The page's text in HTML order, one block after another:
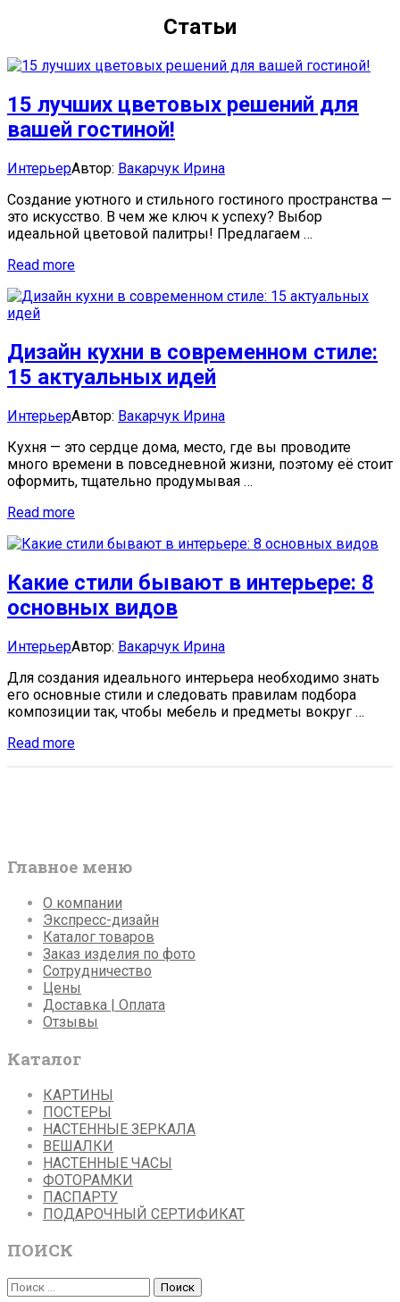
Статьи
15 лучших цветовых решений для
вашей гостиной!
Categories:
ИнтерьерАвтор: Author
Вакарчук Ирина
Создание уютного и стильного гостиного пространства —
это искусство. В чем же ключ к успеху? Выбор
идеальной цветовой палитры! Предлагаем …
Read more15
цветовых
вашей
гостиной!
Дизайн кухни в современном стиле:
15 актуальных идей
Categories:
ИнтерьерАвтор: Author
Вакарчук Ирина
Кухня — это сердце дома, место, где вы проводите
много времени в повседневной жизни, поэтому её стоит
оформить, тщательно продумывая …
Read moreДизайн
в
стиле:
15
актуальных
Какие стили бывают в интерьере: 8
основных видов
Categories:
ИнтерьерАвтор: Author
Вакарчук Ирина
Для создания идеального интерьера необходимо знать
его основные стили и следовать правилам подбора
композиции так, чтобы мебель и предметы вокруг …
Read moreКакие
видов
Главное меню
О компании
Экспресс-дизайн
Каталог товаров
Заказ изделия по фото
Сотрудничество
Цены
Доставка | Оплата
Отзывы
Каталог
КАРТИНЫ
ПОСТЕРЫ
НАСТЕННЫЕ ЗЕРКАЛА
ВЕШАЛКИ
НАСТЕННЫЕ ЧАСЫ
ФОТОРАМКИ
ПАСПАРТУ
ПОДАРОЧНЫЙ СЕРТИФИКАТ
ПОИСК
Поиск Поиск